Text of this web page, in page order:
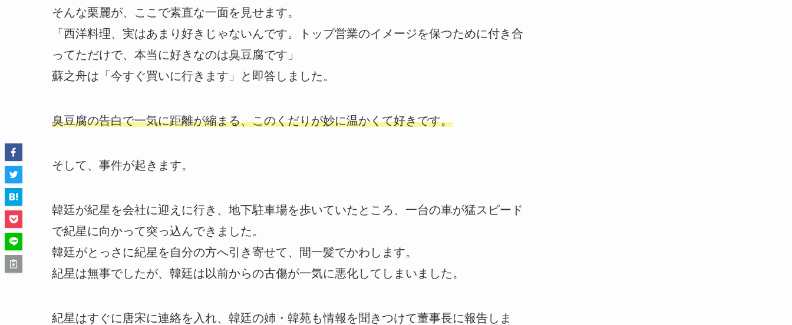
そんな栗麗が、ここで素直な一面を見せます。
「西洋料理、実はあまり好きじゃないんです。トップ営業のイメージを保つために付き合
ってただけで、本当に好きなのは臭豆腐です」
蘇之舟は「今すぐ買いに行きます」と即答しました。
臭豆腐の告白で一気に距離が縮まる、このくだりが妙に温かくて好きです。
そして、事件が起きます。
韓廷が紀星を会社に迎えに行き、地下駐車場を歩いていたところ、一台の車が猛スピード
で紀星に向かって突っ込んできました。
韓廷がとっさに紀星を自分の方へ引き寄せて、間一髪でかわします。
紀星は無事でしたが、韓廷は以前からの古傷が一気に悪化してしまいました。
紀星はすぐに唐宋に連絡を入れ、韓廷の姉・韓苑も情報を聞きつけて董事長に報告しま